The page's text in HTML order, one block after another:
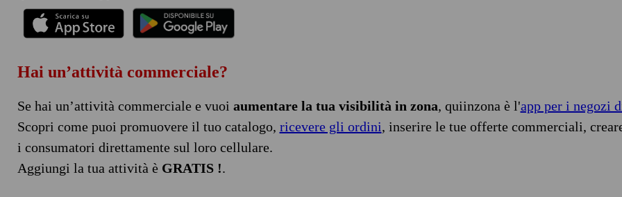
Hai un’attività commerciale?
Se hai un’attività commerciale e vuoi aumentare la tua visibilità in zona, quiinzona è l'app per i negozi
Scopri come puoi promuovere il tuo catalogo, ricevere gli ordini, inserire le tue offerte commerciali,
i consumatori direttamente sul loro cellulare.
Aggiungi la tua attività è GRATIS !.